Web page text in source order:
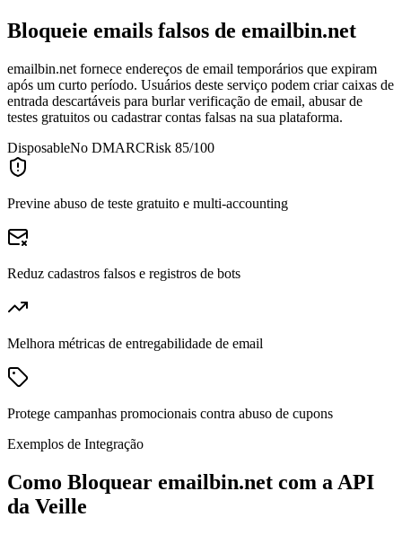
Bloqueie emails falsos de emailbin.net
emailbin.net fornece endereços de email temporários que expiram
após um curto período. Usuários deste serviço podem criar caixas de
entrada descartáveis para burlar verificação de email, abusar de
testes gratuitos ou cadastrar contas falsas na sua plataforma.
DisposableNo DMARCRisk 85/100
Previne abuso de teste gratuito e multi-accounting
Reduz cadastros falsos e registros de bots
Melhora métricas de entregabilidade de email
Protege campanhas promocionais contra abuso de cupons
Exemplos de Integração
Como Bloquear emailbin.net com a API
da Veille